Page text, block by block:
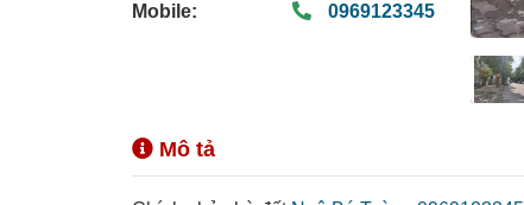
Mobile:
0969123345
Mô tả